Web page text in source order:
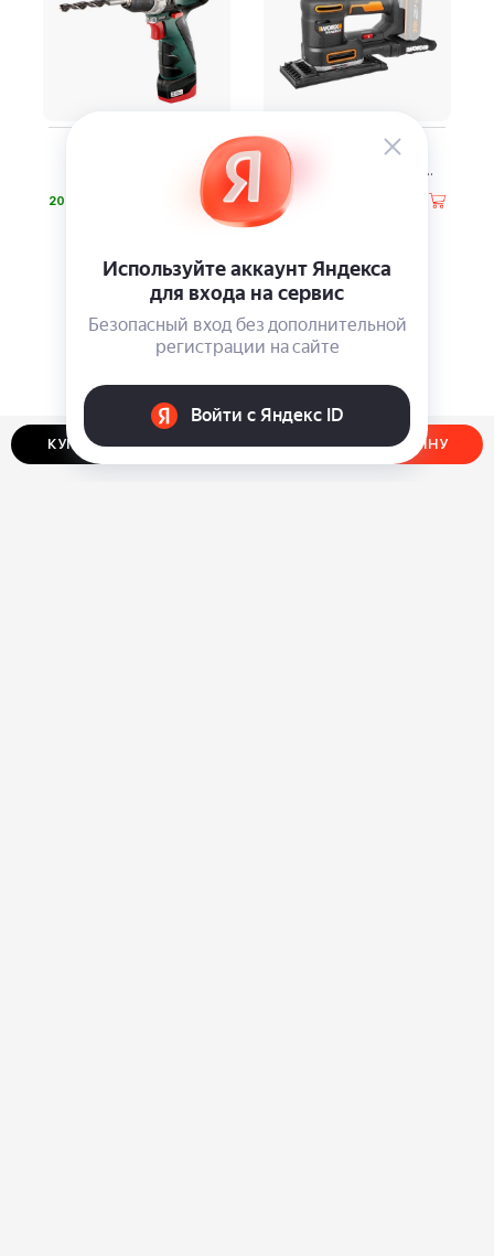
КУПИТЬ В ОДИН КЛИК ДОБАВИТЬ В КОРЗИНУ
20 490
Аккумуляторная
шлифмашина WORX
20 990